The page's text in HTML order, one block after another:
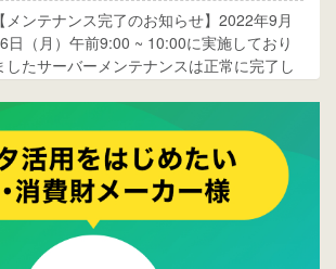
【メンテナンス完了のお知らせ】2022年9月
日（月）午前9:00 ~ 10:00に実施しており
したサーバーメンテナンスは正常に完了し
ご覧ください。
ウレコンのサイト機能を大幅バージョンアッ
。詳細はこちら。⇒告知ページへ
レコンが機能拡充し、サイトリニューアル
しました。⇒
ウレコンFacebook